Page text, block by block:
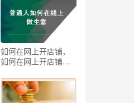
如何在网上开店铺，
如何在网上开店铺拼